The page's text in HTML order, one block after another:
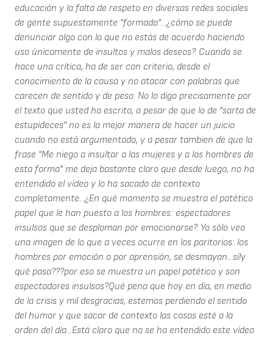
educación y la falta de respeto en diversas redes sociales
de gente supuestamente "formada"...¿cómo se puede
denunciar algo con lo que no estás de acuerdo haciendo
uso únicamente de insultos y malos deseos?. Cuando se
hace una crítica, ha de ser con criterio, desde el
conocimiento de la causa y no atacar con palabras que
carecen de sentido y de peso. No lo digo precisamente por
el texto que usted ha escrito, a pesar de que lo de "sarta de
estupideces" no es la mejor manera de hacer un juicio
cuando no está argumentado, y a pesar tambien de que la
frase "Me niego a insultar a las mujeres y a los hombres de
esta forma" me deja bastante claro que desde luego, no ha
entendido el vídeo y lo ha sacado de contexto
completamente...¿En qué momento se muestra el patético
papel que le han puesto a los hombres: espectadores
insulsos que se desploman por emocionarse?. Yo sólo veo
una imagen de lo que a veces ocurre en los paritorios: los
hombres por emoción o por aprensión, se desmayan...sí!y
qué pasa???por eso se muestra un papel patético y son
espectadores insulsos?.Qué pena que hoy en día, en medio
de la crisis y mil desgracias, estemos perdiendo el sentido
del humor y que sacar de contexto las cosas esté a la
orden del día...Está claro que no se ha entendido este vídeo